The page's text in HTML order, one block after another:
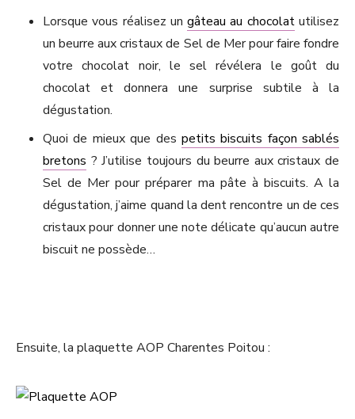
Lorsque vous réalisez ungâteau au chocolatutilisez
un beurre aux cristaux de Sel de Mer pour faire fondre
votre chocolat noir, le sel révélera le goût du
chocolat et donnera une surprise subtile à la
dégustation.
Quoi de mieux que des petits biscuits façon sablés
bretons ? J’utilise toujours du beurre aux cristaux de
Sel de Mer pour préparer ma pâte à biscuits. A la
dégustation, j’aime quand la dent rencontre un de ces
cristaux pour donner une note délicate qu’aucun autre
biscuit ne possède…
Ensuite, la plaquette AOP Charentes Poitou :